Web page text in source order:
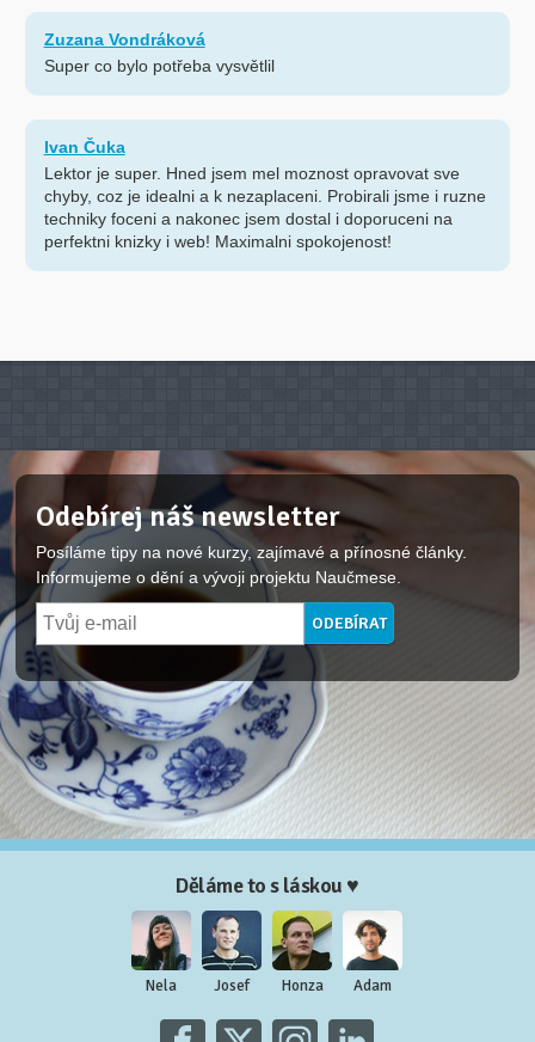
Zuzana Vondráková
Super co bylo potřeba vysvětlil
Ivan Čuka
Lektor je super. Hned jsem mel moznost opravovat sve
chyby, coz je idealni a k nezaplaceni. Probirali jsme i ruzne
techniky foceni a nakonec jsem dostal i doporuceni na
perfektni knizky i web! Maximalni spokojenost!
Odebírej náš newsletter
Posíláme tipy na nové kurzy, zajímavé a přínosné články.
Informujeme o dění a vývoji projektu Naučmese.
Děláme to s láskou ♥
Nela Josef Honza Adam